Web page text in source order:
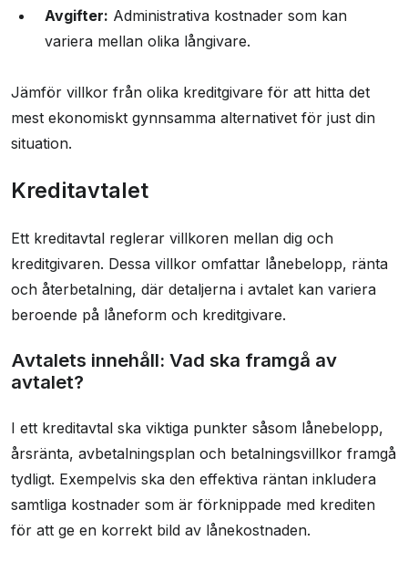
Avgifter: Administrativa kostnader som kan
variera mellan olika långivare.
Jämför villkor från olika kreditgivare för att hitta det
mest ekonomiskt gynnsamma alternativet för just din
situation.
Kreditavtalet
Ett kreditavtal reglerar villkoren mellan dig och
kreditgivaren. Dessa villkor omfattar lånebelopp, ränta
och återbetalning, där detaljerna i avtalet kan variera
beroende på låneform och kreditgivare.
Avtalets innehåll: Vad ska framgå av
avtalet?
I ett kreditavtal ska viktiga punkter såsom lånebelopp,
årsränta, avbetalningsplan och betalningsvillkor framgå
tydligt. Exempelvis ska den effektiva räntan inkludera
samtliga kostnader som är förknippade med krediten
för att ge en korrekt bild av lånekostnaden.